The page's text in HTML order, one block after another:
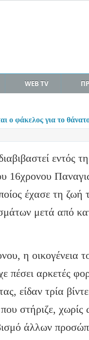
WEB TV
ο φάκελος για το
εντός
16χρονου
έχασε τη ζωή
μετά από
η οικογένεια
πέσει αρκετές
είδαν τρία
στήριζε, χωρίς
άλλων